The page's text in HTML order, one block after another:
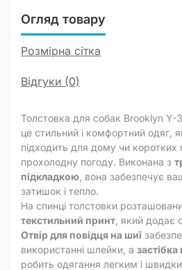
Огляд товару
Розмірна сітка
Відгуки (0)
Толстовка для собак Brooklyn Y-
це стильний і комфортний одяг,
підходить для дому чи коротких
прохолодну погоду. Виконана з
підкладкою , вона забезпечує
затишок і тепло.
На спинці толстовки
текстильний принт , який додає
Отвір для повідця на шиї
використанні шлейки, а
робить одягання легким і